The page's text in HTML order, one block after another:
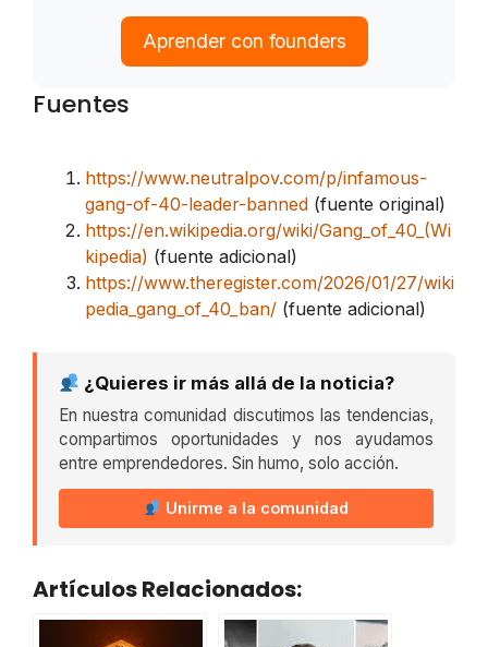
Aprender con founders
Fuentes
https://www.neutralpov.com/p/infamous-
gang-of-40-leader-banned (fuente original)
https://en.wikipedia.org/wiki/Gang_of_40_(Wi
kipedia) (fuente adicional)
https://www.theregister.com/2026/01/27/wiki
pedia_gang_of_40_ban/ (fuente adicional)
¿Quieres ir más allá de la noticia?
En nuestra comunidad discutimos las tendencias,
compartimos oportunidades y nos ayudamos
entre emprendedores. Sin humo, solo acción.
Unirme a la comunidad
Artículos Relacionados: